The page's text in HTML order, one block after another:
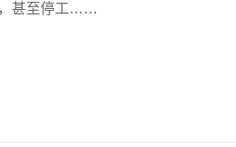
，甚至停工……